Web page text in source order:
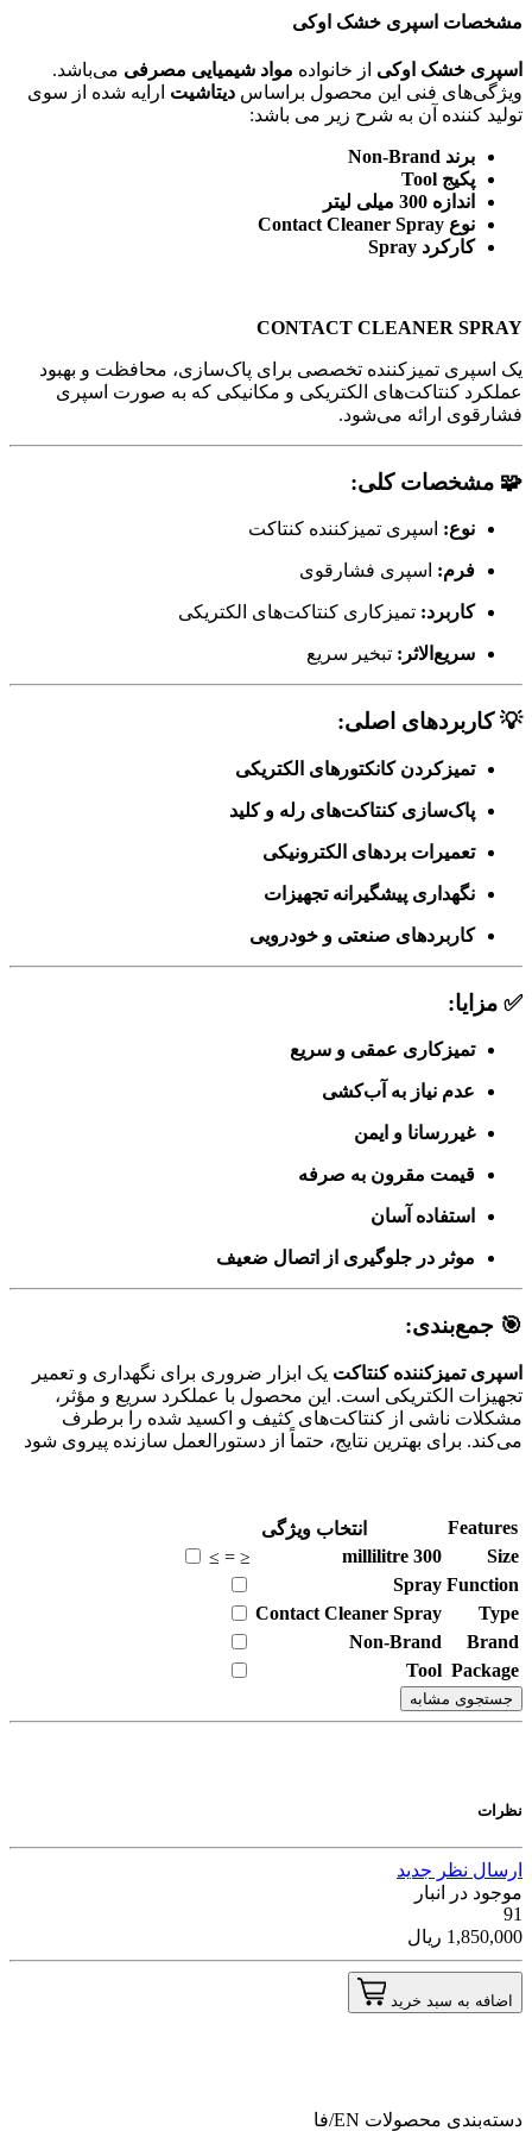
مشخصات اسپری خشک اوکی
اسپری خشک اوکی از خانواده مواد شیمیایی مصرفی می‌باشد.
ویژگی‌های فنی این محصول براساس دیتاشیت ارایه شده از سوی
تولید کننده آن به شرح زیر می باشد:
برند Non-Brand
پکیج Tool
اندازه 300 میلی لیتر
نوع Contact Cleaner Spray
کارکرد Spray
CONTACT CLEANER SPRAY
یک اسپری تمیزکننده تخصصی برای پاک‌سازی، محافظت و بهبود
عملکرد کنتاکت‌های الکتریکی و مکانیکی که به صورت اسپری
فشارقوی ارائه می‌شود.
🧩 مشخصات کلی:
نوع: اسپری تمیزکننده کنتاکت
فرم: اسپری فشارقوی
کاربرد: تمیزکاری کنتاکت‌های الکتریکی
سریع‌الاثر: تبخیر سریع
💡 کاربردهای اصلی:
تمیزکردن کانکتورهای الکتریکی
پاک‌سازی کنتاکت‌های رله و کلید
تعمیرات بردهای الکترونیکی
نگهداری پیشگیرانه تجهیزات
کاربردهای صنعتی و خودرویی
✅ مزایا:
تمیزکاری عمقی و سریع
عدم نیاز به آب‌کشی
غیررسانا و ایمن
قیمت مقرون به صرفه
استفاده آسان
موثر در جلوگیری از اتصال ضعیف
🎯 جمع‌بندی:
اسپری تمیزکننده کنتاکت یک ابزار ضروری برای نگهداری و تعمیر
تجهیزات الکتریکی است. این محصول با عملکرد سریع و مؤثر،
مشکلات ناشی از کنتاکت‌های کثیف و اکسید شده را برطرف
می‌کند. برای بهترین نتایج، حتماً از دستورالعمل سازنده پیروی شود
Features
انتخاب ویژگی
Size
300
millilitre
≤
=
≥
Function
Spray
Type
Contact Cleaner Spray
Brand
Non-Brand
Package
Tool
جستجوی مشابه
نظرات
ارسال نظر جدید
موجود در انبار
91
1,850,000 ریال
اضافه به سبد خرید
دسته‌بندی محصولات EN/فا